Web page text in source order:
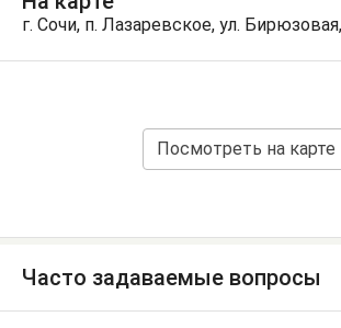
г. Сочи, п. Лазаревское, ул.
Посмотреть на карте
Часто задаваемые вопросы